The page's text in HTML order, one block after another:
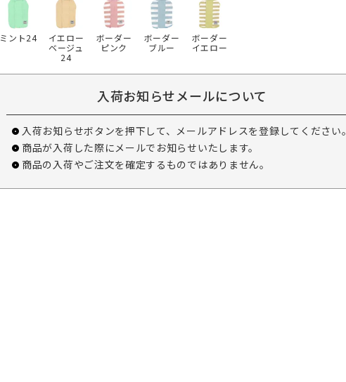
ミント24
イエロー
ベージュ
24
ボーダー
ピンク
ボーダー
ブルー
ボーダー
イエロー
入荷お知らせメールについて
入荷お知らせボタンを押下して、メールアドレスを登録してください。
商品が入荷した際にメールでお知らせいたします。
商品の入荷やご注文を確定するものではありません。